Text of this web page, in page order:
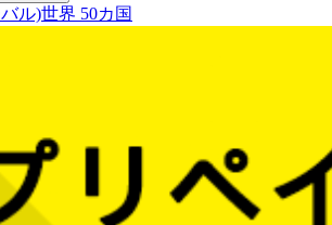
ル)世界 50カ国